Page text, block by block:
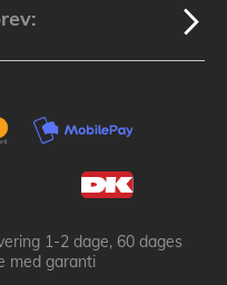
1-2 dage, 60 dages
med garanti